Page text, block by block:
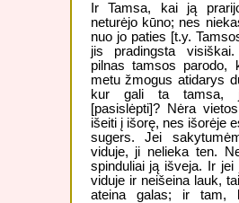
Ir Tamsa, kai ją
neturėjo kūno; nes
nuo jo paties [t.y.
jis pradingsta
pilnas tamsos parodo,
metu žmogus atidarys
kur gali ta tamsa,
[pasislėpti]? Nėra
išeiti į išorę, nes išorėje
sugers. Jei
viduje, ji nelieka ten.
spinduliai ją išveja. Ir jei
viduje ir neišeina lauk,
ateina galas; ir tam,